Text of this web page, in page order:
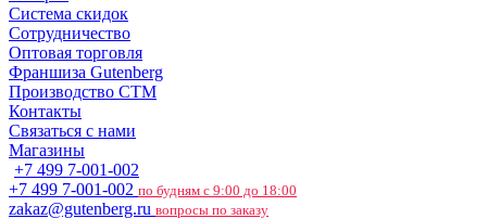
Система скидок
Сотрудничество
Оптовая торговля
Франшиза Gutenberg
Производство СТМ
Контакты
Связаться с нами
Магазины
+7 499 7-001-002
+7 499 7-001-002 по будням с 9:00 до 18:00
zakaz@gutenberg.ru вопросы по заказу